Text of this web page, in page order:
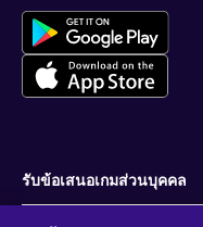
รับข้อเสนอเกมส่วนบุคคล